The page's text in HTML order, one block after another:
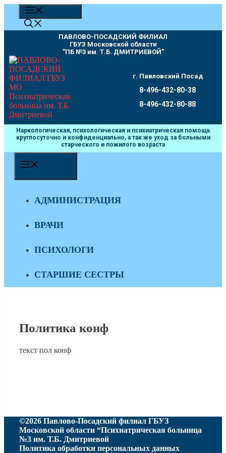
Перейти
содержимому
ПАВЛОВО-ПОСАДСКИЙ ФИЛИАЛ
ГБУЗ Московской области
"ПБ №3 им. Т.Б. ДМИТРИЕВОЙ"
г. Павловский Посад
8-496-432-80-38
8-496-432-80-88
Наркологическая, психологическая и психиатрическая помощь
круглосуточно и конфиденциально, а так же уход за больными
старческого и пожилого возраста
АДМИНИСТРАЦИЯ
ВРАЧИ
ПСИХОЛОГИ
СТАРШИЕ СЕСТРЫ
Политика конф
текст пол конф
©2026 Павлово-Посадский филиал ГБУЗ
Московской области “Психиатрическая больница
№3 им. Т.Б. Дмитриевой
Политика обработки персональных данных